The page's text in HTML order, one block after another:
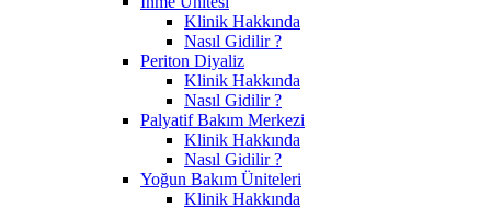
Klinik Hakkında
Nasıl Gidilir ?
Periton Diyaliz
Klinik Hakkında
Nasıl Gidilir ?
Palyatif Bakım Merkezi
Klinik Hakkında
Nasıl Gidilir ?
Yoğun Bakım Üniteleri
Klinik Hakkında